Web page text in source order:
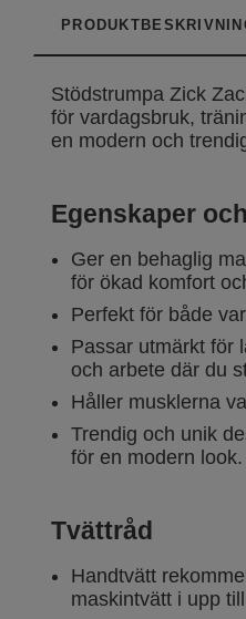
Stödstrumpa Zick
för vardagsbruk,
en modern och
Egenskaper
Ger en behaglig
för ökad komfort
Perfekt för både
Passar utmärkt för
och arbete där du
Håller musklerna
Trendig och unik
för en modern look.
Tvättråd
Handtvätt
maskintvätt i upp